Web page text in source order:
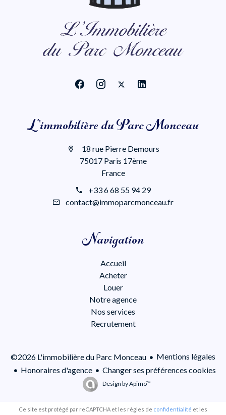
L'immobilière du Parc Monceau
18 rue Pierre Demours
75017 Paris 17ème
France
+33 6 68 55 94 29
contact@immoparcmonceau.fr
Navigation
Accueil
Acheter
Louer
Notre agence
Nos services
Recrutement
©2026 L'immobilière du Parc Monceau
Mentions légales
Honoraires d'agence
Changer ses préférences cookies
Design byApimo™
Ce site est protégé par reCAPTCHA et les règles de confidentialité et les